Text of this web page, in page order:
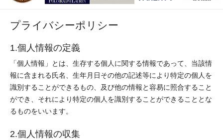
プライバシーポリシー
1.個人情報の定義
「個人情報」とは、生存する個人に関する情報であって、当該情
報に含まれる氏名、生年月日その他の記述等により特定の個人を
識別することができるもの、及び他の情報と容易に照合すること
ができ、それにより特定の個人を識別することができることとな
るものをいいます。
2.個人情報の収集